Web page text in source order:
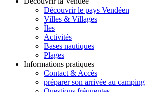
Découvrir le pays Vendéen
Villes & Villages
Îles
Activités
Bases nautiques
Plages
Informations pratiques
Contact & Accès
préparer son arrivée au camping